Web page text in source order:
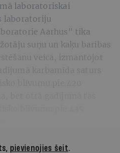
laboratoriskai
laboratoriju
Aarhus" tika
suņu un kaķu barības
veica, izmantojot
karbamīda saturs
pievienojies šeit.